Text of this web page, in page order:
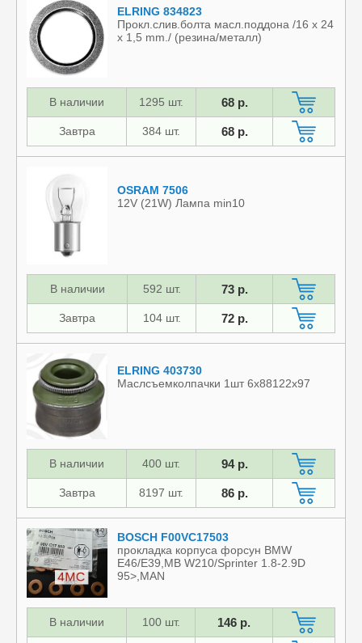
ELRING 834823
Прокл.слив.болта масл.поддона /16 x 24
x 1,5 mm./ (резина/металл)
В наличии 1295 шт. 68 р.
Завтра 384 шт. 68 р.
OSRAM 7506
12V (21W) Лампа min10
В наличии 592 шт. 73 р.
Завтра 104 шт. 72 р.
ELRING 403730
Маслсъемколпачки 1шт 6x88122x97
В наличии 400 шт. 94 р.
Завтра 8197 шт. 86 р.
BOSCH F00VC17503
прокладка корпуса форсун BMW
E46/E39,MB W210/Sprinter 1.8-2.9D
95>,MAN
В наличии 100 шт. 146 р.